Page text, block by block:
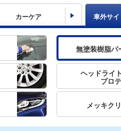
カーケア 車外サ
無塗装樹脂パ
ヘッドライ
プロ
メッキク